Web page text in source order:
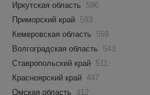
Иркутская область
596
Приморский край 593
Кемеровская область
559
Волгоградская область
543
Ставропольский край 511
Красноярский край 447
Омская область 412